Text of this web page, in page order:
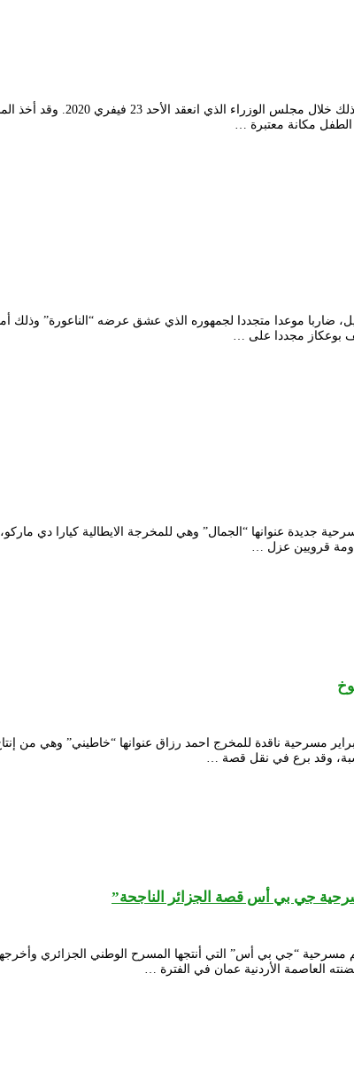
أظهرت وزيرة الثقافة
الجزائري محي الدين بشطارزي يوم الخميس 20 فيفري مسرحية جديدة عنوانها “الجمال”
قرويين عزل …
المسرح الوطني الجزائري محي الدين باشطارزي لجمهوره مساء الأربعاء 5 فبراير مسرحية ناقدة
وقد برع في نقل قصة …
جي بي أس قصة الجزائر الناجحة”
محي الدين باشطارزي السبت 25 جانفي 2020 حفل تكريم مسرحية “جي بي أس” التي